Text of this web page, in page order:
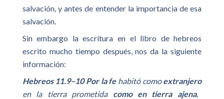
salvación, y antes de entender la importancia de esa
salvación.
Sin embargo la escritura en el libro de hebreos
escrito mucho tiempo después, nos da la siguiente
información:
Hebreos 11.9–10 Por la fehabitó comoextranjero
en la tierra prometida como en tierra ajena,